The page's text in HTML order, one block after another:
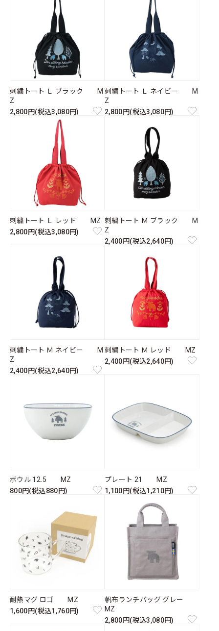
刺繍トート Ｌ ブラック M
Z
2,800円(税込3,080円)
刺繍トート Ｌ ネイビー M
Z
2,800円(税込3,080円)
刺繍トート Ｌ レッド MZ
2,800円(税込3,080円)
刺繍トート Ｍ ブラック M
Z
2,400円(税込2,640円)
刺繍トート Ｍ ネイビー M
Z
2,400円(税込2,640円)
刺繍トート Ｍ レッド MZ
2,400円(税込2,640円)
ボウル 12.5 MZ
800円(税込880円)
プレート 21 MZ
1,100円(税込1,210円)
耐熱マグ ロゴ MZ
1,600円(税込1,760円)
帆布ランチバッグ グレー
MZ
2,800円(税込3,080円)